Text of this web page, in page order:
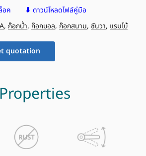
อค ⬇ ดาวน์โหลดไฟล์คู่มือ
, ก๊อกน้ำ, ก๊อกบอล, ก๊อกสนาม, ซันวา, แรมโบ้
quotation
Properties